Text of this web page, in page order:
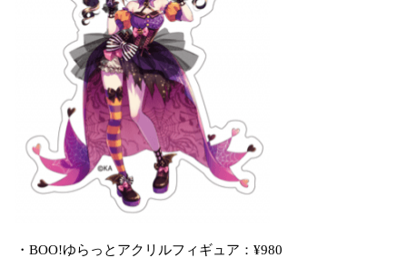
・BOO!ゆらっとアクリルフィギュア：¥980